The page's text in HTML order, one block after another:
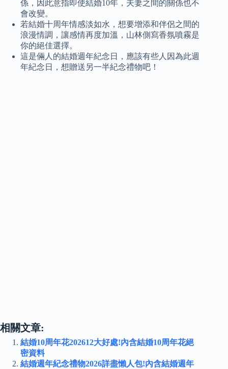
係，因此意指即使結婚10年，夫妻之間的關係也不
會改變。
若結婚十周年情感淡如水，想要增添和伴侶之間的
浪漫情調，讓感情再度加溫，山林側寫香氛噴霧是
你的絕佳選擇。
這是倆人的結婚週年紀念日，應該有些人因為此週
年紀念日，想贈送另一半紀念禮物吧！
相關文章:
結婚10周年花202612大好處!內含結婚10周年花絕
密資料
結婚週年紀念禮物2026詳盡懶人包!內含結婚週年